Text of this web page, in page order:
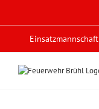
Einsatzmannschaft